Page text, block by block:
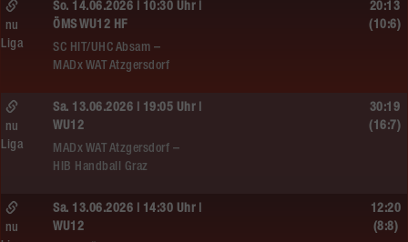
So. 14.06.2026 | 10:30 Uhr |
ÖMS WU12 HF
SC HIT/UHC Absam –
MADx WAT Atzgersdorf
nu
Liga
20:13
(10:6)
Sa. 13.06.2026 | 19:05 Uhr |
WU12
MADx WAT Atzgersdorf –
HIB Handball Graz
nu
Liga
30:19
(16:7)
Sa. 13.06.2026 | 14:30 Uhr |
WU12
nu
12:20
(8:8)